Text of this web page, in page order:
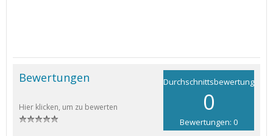
Durchschnittsbewertung
0
Bewertungen: 0
Bewertungen
Hier klicken, um zu bewerten